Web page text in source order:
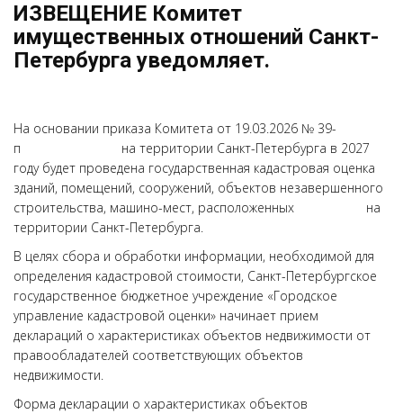
ИЗВЕЩЕНИЕ Комитет
имущественных отношений Санкт-
Петербурга уведомляет.
На основании приказа Комитета от 19.03.2026 № 39-
п на территории Санкт-Петербурга в 2027
году будет проведена государственная кадастровая оценка
зданий, помещений, сооружений, объектов незавершенного
строительства, машино-мест, расположенных на
территории Санкт-Петербурга.
В целях сбора и обработки информации, необходимой для
определения кадастровой стоимости, Санкт-Петербургское
государственное бюджетное учреждение «Городское
управление кадастровой оценки» начинает прием
деклараций о характеристиках объектов недвижимости от
правообладателей соответствующих объектов
недвижимости.
Форма декларации о характеристиках объектов